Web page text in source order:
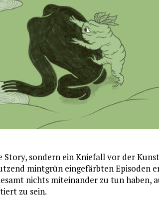
sondern ein Kniefall vor der Kunst
mintgrün eingefärbten Episoden
nichts miteinander zu tun haben,
zu sein.